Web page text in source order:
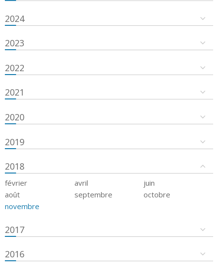
2024
2023
2022
2021
2020
2019
2018
février avril
juin
août
septembre
octobre
novembre
2017
2016